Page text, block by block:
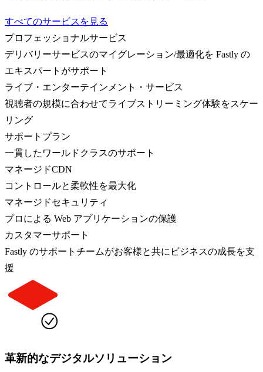
すべてのサービスを見る
プロフェッショナルサービス
デリバリーサービスのマイグレーション/最適化を Fastly の
エキスパートがサポート
ライブ・エンターテインメント・サービス
視聴者の規模に合わせてライブストリーミング体験をスケー
リング
サポートプラン
一貫したワールドクラスのサポート
マネージドCDN
コントロールと柔軟性を最大化
マネージドセキュリティ
プロによる Web アプリケーションの保護
カスタマーサポート
Fastly のサポートチームがお客様と共にビジネスの成長を支
援
革新的なデジタルソリューション